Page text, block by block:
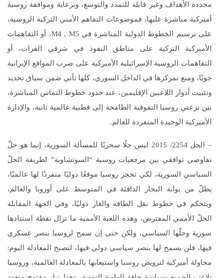
محددة الأهداف وغير قابلة للتمدد والتوسع، وبرعاية وموافقة روسية
أميركية مباشرة عليها، فموضوعات التفاهم الأمني التركية الروسية،
على ترسيم الخطوط الدولية المباشرة في M4 , M5، أو التفاهمات
الأميركية التركية على مناطق النفوذ في شرقي الفرات، أو
التفاهمات الروسية الإسرائيلية الأميركية على ضرب المواقع الإيرانية
جويًا، ومنع تمركزها في الداخل السوري، كلها تأتي ضمن سياق تحديد
وتثبيت أدوار اللاعبين الإقليمين، عند حدود خطوط التماس المباشرة،
بين نزعتي روسيا التفوقية الطامحة إلى قطبية عالمية ثانية، والإدارة
الأميركية الوحيدة المنفردة للعالم.
– الحل 2254/ 2015 ليس حلًا سحريًا للمسألة السورية، إنما هو حلّ
تفاوضي توافقي بين مرجعيات روسية “السوتشاوية” لطريقة الحلّ
السياسي السورية، لكي تحجز روسيا موقعًا دوليًا متفردًا لها عالميًا،
يطلّ من بوابة البحار الدافئة في المتوسط على أوروبا والعالم،
ويتحكم في خطوط نقل الطاقة والغاز دوليًا، وفي الجهة المقابلة
الحلّ الأممي المفترض، وهذه اللعبة الأممية ما تزال نقطة استنادها
سورية وحلّها السياسي، ولكن حتى إن سمح لروسيا بنصر عسكري
فيها، فلن يسمح لها بنصر سياسي دولي فيها، لتصبح المعادلة اليوم:
محاولة أميركية لترويض روسيا واستيعابها بالمعادلة العالمية، وروسيا